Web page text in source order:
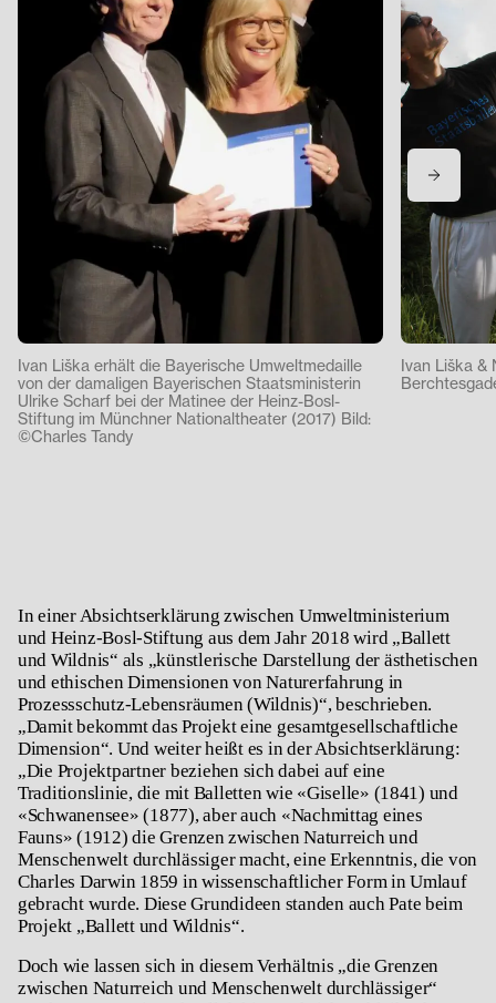
Ivan Liška erhält die Bayerische Umweltmedaille
von der damaligen Bayerischen Staatsministerin
Ulrike Scharf bei der Matinee der Heinz-Bosl-
Stiftung im Münchner Nationaltheater (2017) Bild:
©Charles Tandy
Ivan Liška &
In einer Absichtserklärung zwischen Umweltministerium
und Heinz-Bosl-Stiftung aus dem Jahr 2018 wird „Ballett
und Wildnis“ als „künstlerische Darstellung der ästhetischen
und ethischen Dimensionen von Naturerfahrung in
Prozessschutz-Lebensräumen (Wildnis)“, beschrieben.
„Damit bekommt das Projekt eine gesamtgesellschaftliche
Dimension“. Und weiter heißt es in der Absichtserklärung:
„Die Projektpartner beziehen sich dabei auf eine
Traditionslinie, die mit Balletten wie «Giselle» (1841) und
«Schwanensee» (1877), aber auch «Nachmittag eines
Fauns» (1912) die Grenzen zwischen Naturreich und
Menschenwelt durchlässiger macht, eine Erkenntnis, die von
Charles Darwin 1859 in wissenschaftlicher Form in Umlauf
gebracht wurde. Diese Grundideen standen auch Pate beim
Projekt „Ballett und Wildnis“.
Doch wie lassen sich in diesem Verhältnis „die Grenzen
zwischen Naturreich und Menschenwelt durchlässiger“